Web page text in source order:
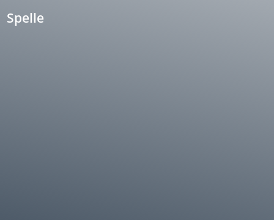
Spelle